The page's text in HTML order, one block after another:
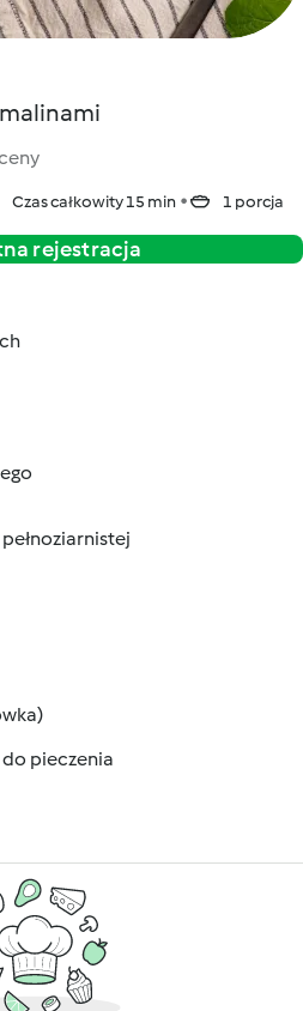
Czas całkowity 15 min 1 porcja
rejestracja
pieczenia